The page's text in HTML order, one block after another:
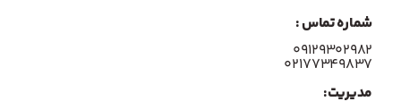
شماره تماس :
۰۹۱۲۹۳۰۲۹۸۲
۰۲۱۷۷۳۴۹۸۳۷
مدیریت: